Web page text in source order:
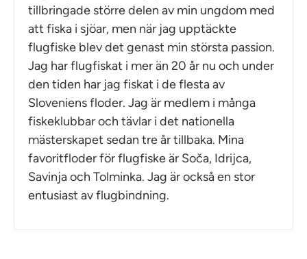
tillbringade större delen av min ungdom med
att fiska i sjöar, men när jag upptäckte
flugfiske blev det genast min största passion.
Jag har flugfiskat i mer än 20 år nu och under
den tiden har jag fiskat i de flesta av
Sloveniens floder. Jag är medlem i många
fiskeklubbar och tävlar i det nationella
mästerskapet sedan tre år tillbaka. Mina
favoritfloder för flugfiske är Soča, Idrijca,
Savinja och Tolminka. Jag är också en stor
entusiast av flugbindning.